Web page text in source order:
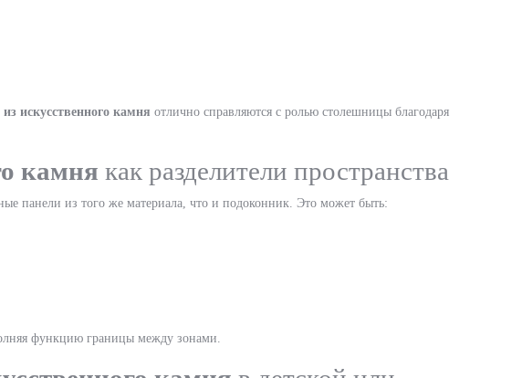
искусственного камня отлично справляются с ролью столешницы благодаря
камня как разделители пространства
панели из того же материала, что и подоконник. Это может быть:
функцию границы между зонами.